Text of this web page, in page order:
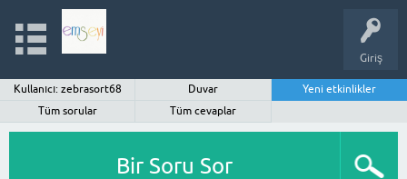
Giriş
Kullanıcı: zebrasort68 Duvar
Yeni etkinlikler
Tüm sorular
Tüm cevaplar
Bir Soru Sor